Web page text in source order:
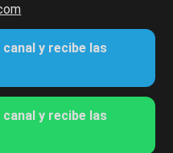
y recibe las
y recibe las